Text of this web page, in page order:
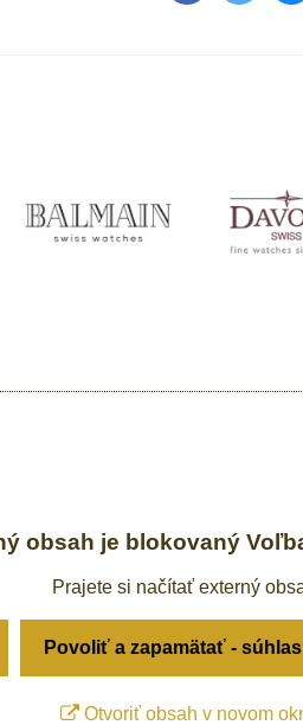
obsah je blokovaný
Prajete si načítať externý
Povoliť a zapamätať -
Otvoriť obsah v novom